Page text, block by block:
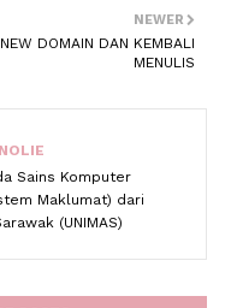
NEWER
DOMAIN DAN KEMBALI
MENULIS
Sains Komputer
Maklumat) dari
(UNIMAS)